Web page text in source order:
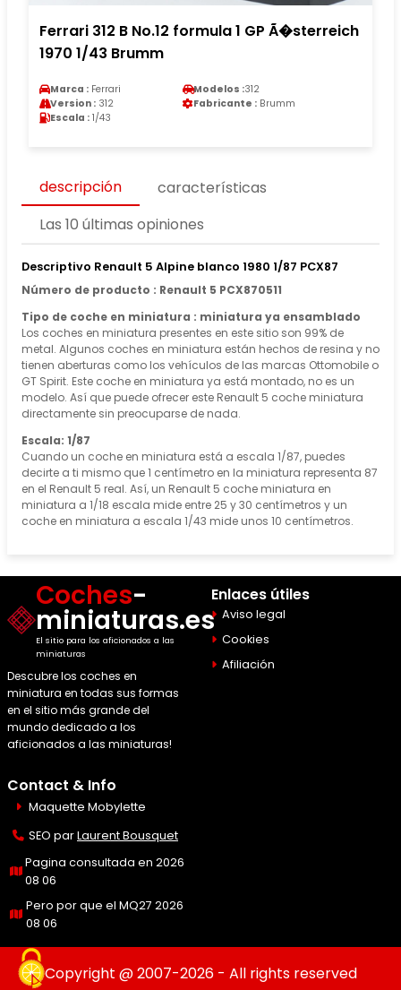
Ferrari 312 B No.12 formula 1 GP Ã�sterreich
1970 1/43 Brumm
Marca : Ferrari Modelos :312
Version : 312 Fabricante : Brumm
Escala : 1/43
descripción
características
Las 10 últimas opiniones
Descriptivo Renault 5 Alpine blanco 1980 1/87 PCX87
Número de producto : Renault 5 PCX870511
Tipo de coche en miniatura : miniatura ya ensamblado
Los coches en miniatura presentes en este sitio son 99% de
metal. Algunos coches en miniatura están hechos de resina y no
tienen aberturas como los vehículos de las marcas Ottomobile o
GT Spirit. Este coche en miniatura ya está montado, no es un
modelo. Así que puede ofrecer este Renault 5 coche miniatura
directamente sin preocuparse de nada.
Escala: 1/87
Cuando un coche en miniatura está a escala 1/87, puedes
decirte a ti mismo que 1 centímetro en la miniatura representa 87
en el Renault 5 real. Así, un Renault 5 coche miniatura en
miniatura a 1/18 escala mide entre 25 y 30 centímetros y un
coche en miniatura a escala 1/43 mide unos 10 centímetros.
Coches-
miniaturas.es
El sitio para los aficionados a las
miniaturas
Descubre los coches en
miniatura en todas sus formas
en el sitio más grande del
mundo dedicado a los
aficionados a las miniaturas!
Enlaces útiles
Aviso legal
Cookies
Afiliación
Contact & Info
Maquette Mobylette
SEO parLaurent Bousquet
Pagina consultada en 2026
08 06
Pero por que el MQ27 2026
08 06
Copyright @ 2007-2026 - All rights reserved